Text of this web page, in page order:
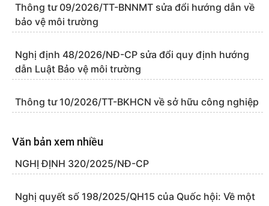
Thông tư 09/2026/TT-BNNMT sửa đổi hướng dẫn về
bảo vệ môi trường
Nghị định 48/2026/NĐ-CP sửa đổi quy định hướng
dẫn Luật Bảo vệ môi trường
Thông tư 10/2026/TT-BKHCN về sở hữu công nghiệp
Văn bản xem nhiều
NGHỊ ĐỊNH 320/2025/NĐ-CP
Nghị quyết số 198/2025/QH15 của Quốc hội: Về một